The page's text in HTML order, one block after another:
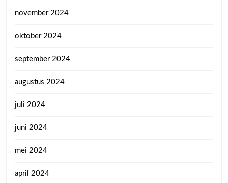
november 2024
oktober 2024
september 2024
augustus 2024
juli 2024
juni 2024
mei 2024
april 2024